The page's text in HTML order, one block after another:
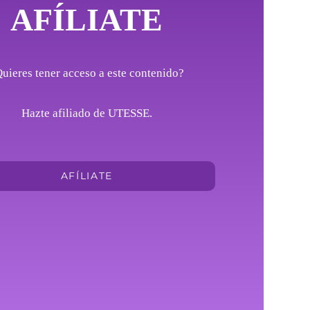
AFÍLIATE
tener acceso a este contenido?
Hazte afiliado de UTESSE.
AFÍLIATE